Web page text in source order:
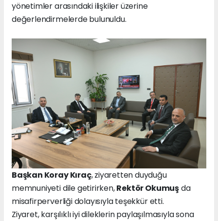
yönetimler arasındaki ilişkiler üzerine
değerlendirmelerde bulunuldu.
Başkan Koray Kıraç, ziyaretten duyduğu
memnuniyeti dile getirirken,Rektör Okumuşda
misafirperverliği dolayısıyla teşekkür etti.
Ziyaret, karşılıklı iyi dileklerin paylaşılmasıyla sona